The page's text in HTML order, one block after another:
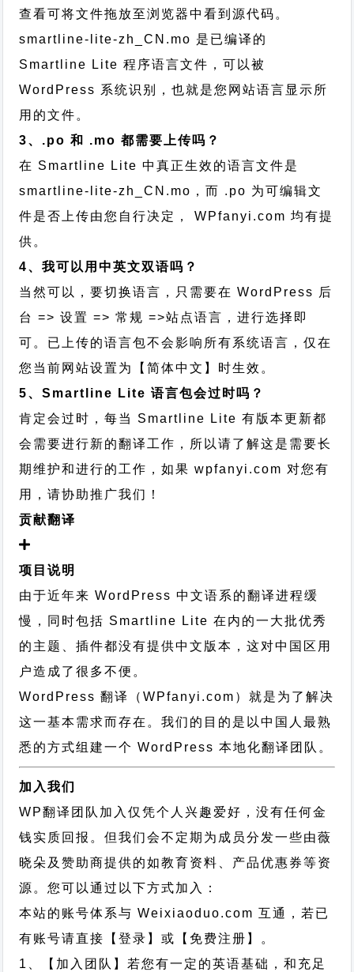
查看可将文件拖放至浏览器中看到源代码。
smartline-lite-zh_CN.mo 是已编译的
Smartline Lite 程序语言文件，可以被
WordPress 系统识别，也就是您网站语言显示所
用的文件。
3、.po 和 .mo 都需要上传吗？
在 Smartline Lite 中真正生效的语言文件是
smartline-lite-zh_CN.mo，而 .po 为可编辑文
件是否上传由您自行决定， WPfanyi.com 均有提
供。
4、我可以用中英文双语吗？
当然可以，要切换语言，只需要在 WordPress 后
台 => 设置 => 常规 =>站点语言，进行选择即
可。已上传的语言包不会影响所有系统语言，仅在
您当前网站设置为【简体中文】时生效。
5、Smartline Lite 语言包会过时吗？
肯定会过时，每当 Smartline Lite 有版本更新都
会需要进行新的翻译工作，所以请了解这是需要长
期维护和进行的工作，如果 wpfanyi.com 对您有
用，请协助推广我们！
贡献翻译
项目说明
由于近年来 WordPress 中文语系的翻译进程缓
慢，同时包括 Smartline Lite 在内的一大批优秀
的主题、插件都没有提供中文版本，这对中国区用
户造成了很多不便。
WordPress 翻译（WPfanyi.com） 就是为了解决
这一基本需求而存在。我们的目的是以中国人最熟
悉的方式组建一个 WordPress 本地化翻译团队。
加入我们
WP翻译团队加入仅凭个人兴趣爱好，没有任何金
钱实质回报。但我们会不定期为成员分发一些由薇
晓朵及赞助商提供的如教育资料、产品优惠券等资
源。您可以通过以下方式加入：
本站的账号体系与Weixiaoduo.com 互通，若已
有账号请直接【登录】或【免费注册】。
1、【加入团队】若您有一定的英语基础，和充足